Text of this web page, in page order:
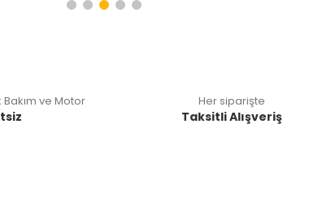
Bakım ve Motor Her siparişte
Taksitli Alışveriş